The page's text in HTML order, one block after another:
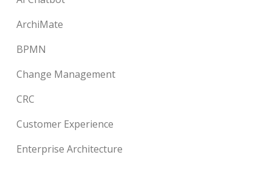
ArchiMate
BPMN
Change Management
CRC
Customer Experience
Enterprise Architecture